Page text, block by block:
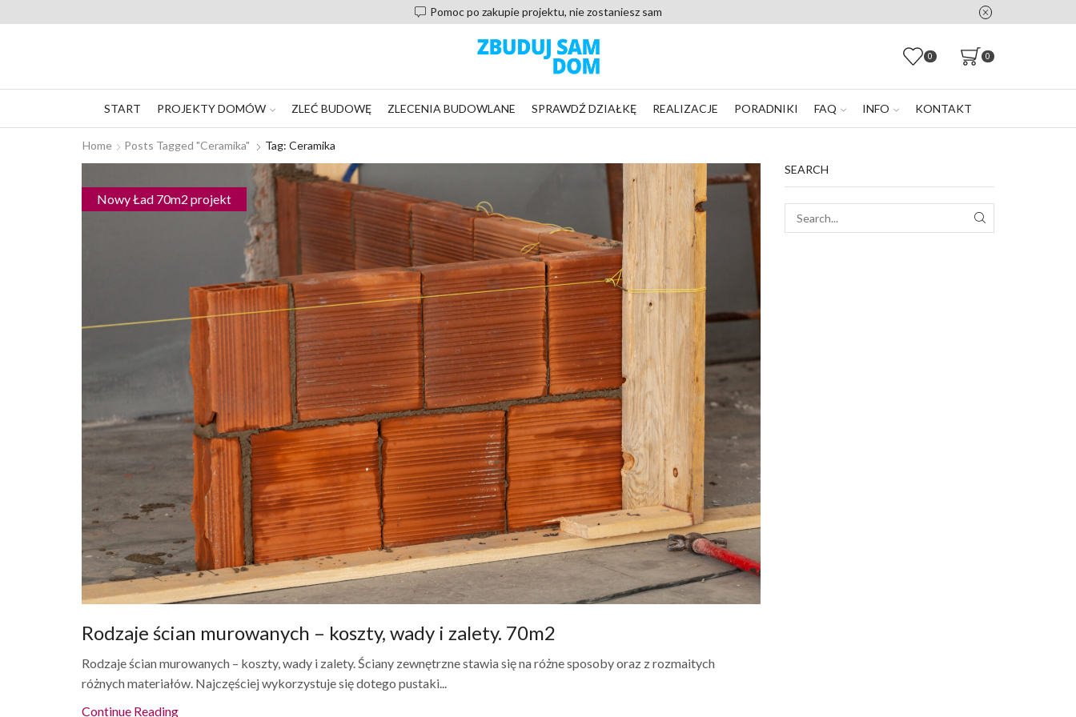
Pomoc po zakupie projektu, nie zostaniesz sam
0 0
START PROJEKTY DOMÓW ZLEĆ BUDOWĘ ZLECENIA BUDOWLANE SPRAWDŹ DZIAŁKĘ REALIZACJE PORADNIKI FAQ INFO KONTAKT
Home Posts Tagged "ceramika" Tag: Ceramika
Nowy Ład 70m2 projekt
Rodzaje ścian murowanych – koszty, wady i zalety. 70m2
Rodzaje ścian murowanych – koszty, wady i zalety. Ściany zewnętrzne stawia się na różne sposoby oraz z rozmaitych
różnych materiałów. Najczęściej wykorzystuje się dotego pustaki...
Continue Reading
SEARCH
SEARCH